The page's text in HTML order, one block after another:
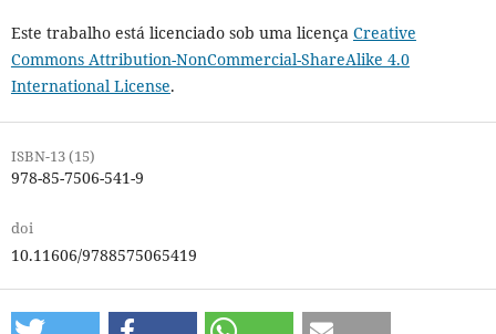
Este trabalho está licenciado sob uma licença Creative
Commons Attribution-NonCommercial-ShareAlike 4.0
International License.
ISBN-13 (15)
978-85-7506-541-9
doi
10.11606/9788575065419